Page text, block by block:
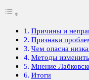
Причины и
Признаки
Чем опасна
Методы
Мнение
Итоги